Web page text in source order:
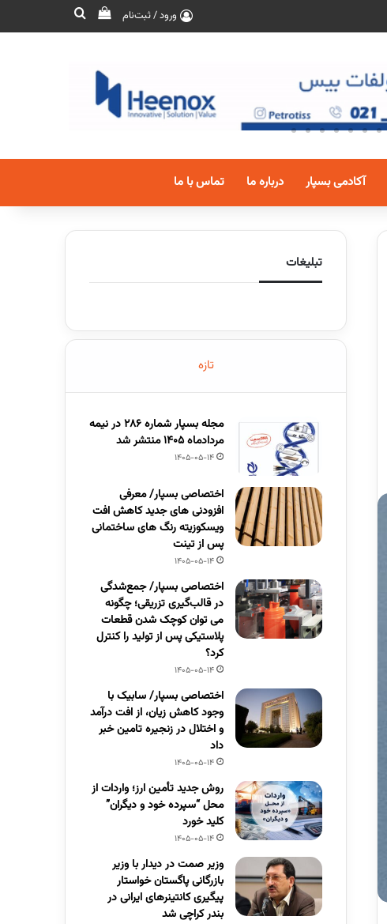
ورود / ثبت‌نام
آکادمی بسپار درباره ما تماس با ما
تبلیغات
تازه
مجله بسپار شماره 286 در نیمه
مردادماه 1405 منتشر شد
1405-05-14
اختصاصی بسپار/ معرفی
افزودنی های جدید کاهش افت
ویسکوزیته رنگ های ساختمانی
پس از تینت
1405-05-14
اختصاصی بسپار/ جمع‌شدگی
در قالب‌گیری تزریقی؛ چگونه
می توان کوچک شدن قطعات
پلاستیکی پس از تولید را کنترل
کرد؟
1405-05-14
اختصاصی بسپار/ سابیک با
وجود کاهش زیان، از افت درآمد
و اختلال در زنجیره تامین خبر
داد
1405-05-14
روش جدید تأمین ارز؛ واردات از
محل “سپرده خود و دیگران”
کلید خورد
1405-05-14
وزیر صمت در دیدار با وزیر
بازرگانی پاگستان خواستار
پیگیری کانتینرهای ایرانی در
بندر کراچی شد